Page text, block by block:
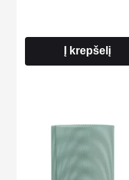
Į krepšelį